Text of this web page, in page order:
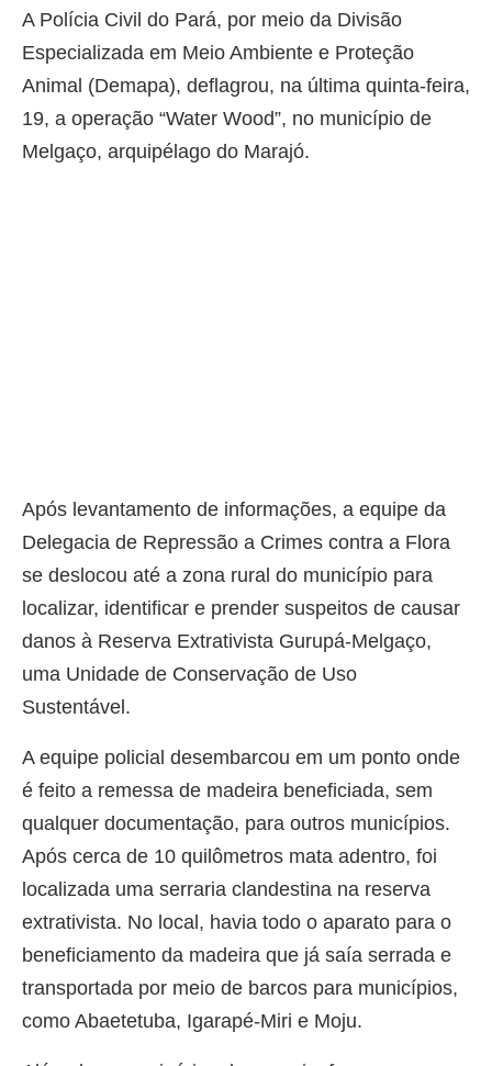
A Polícia Civil do Pará, por meio da Divisão
Especializada em Meio Ambiente e Proteção
Animal (Demapa), deflagrou, na última quinta-feira,
19, a operação “Water Wood”, no município de
Melgaço, arquipélago do Marajó.
Após levantamento de informações, a equipe da
Delegacia de Repressão a Crimes contra a Flora
se deslocou até a zona rural do município para
localizar, identificar e prender suspeitos de causar
danos à Reserva Extrativista Gurupá-Melgaço,
uma Unidade de Conservação de Uso
Sustentável.
A equipe policial desembarcou em um ponto onde
é feito a remessa de madeira beneficiada, sem
qualquer documentação, para outros municípios.
Após cerca de 10 quilômetros mata adentro, foi
localizada uma serraria clandestina na reserva
extrativista. No local, havia todo o aparato para o
beneficiamento da madeira que já saía serrada e
transportada por meio de barcos para municípios,
como Abaetetuba, Igarapé-Miri e Moju.